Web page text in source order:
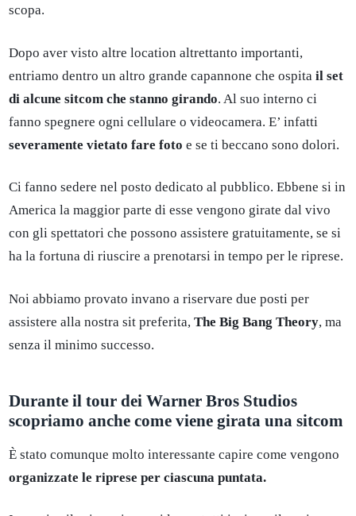
scopa.
Dopo aver visto altre location altrettanto importanti,
entriamo dentro un altro grande capannone che ospita il set
di alcune sitcom che stanno girando. Al suo interno ci
fanno spegnere ogni cellulare o videocamera. E’ infatti
severamente vietato fare foto e se ti beccano sono dolori.
Ci fanno sedere nel posto dedicato al pubblico. Ebbene si in
America la maggior parte di esse vengono girate dal vivo
con gli spettatori che possono assistere gratuitamente, se si
ha la fortuna di riuscire a prenotarsi in tempo per le riprese.
Noi abbiamo provato invano a riservare due posti per
assistere alla nostra sit preferita, The Big Bang Theory, ma
senza il minimo successo.
Durante il tour dei Warner Bros Studios
scopriamo anche come viene girata una sitcom
È stato comunque molto interessante capire come vengono
organizzate le riprese per ciascuna puntata.